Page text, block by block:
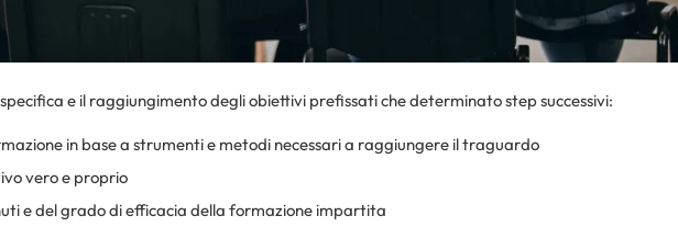
e il raggiungimento degli obiettivi prefissati che determinato step successivi:
in base a strumenti e metodi necessari a raggiungere il traguardo
vero e proprio
e del grado di efficacia della formazione impartita